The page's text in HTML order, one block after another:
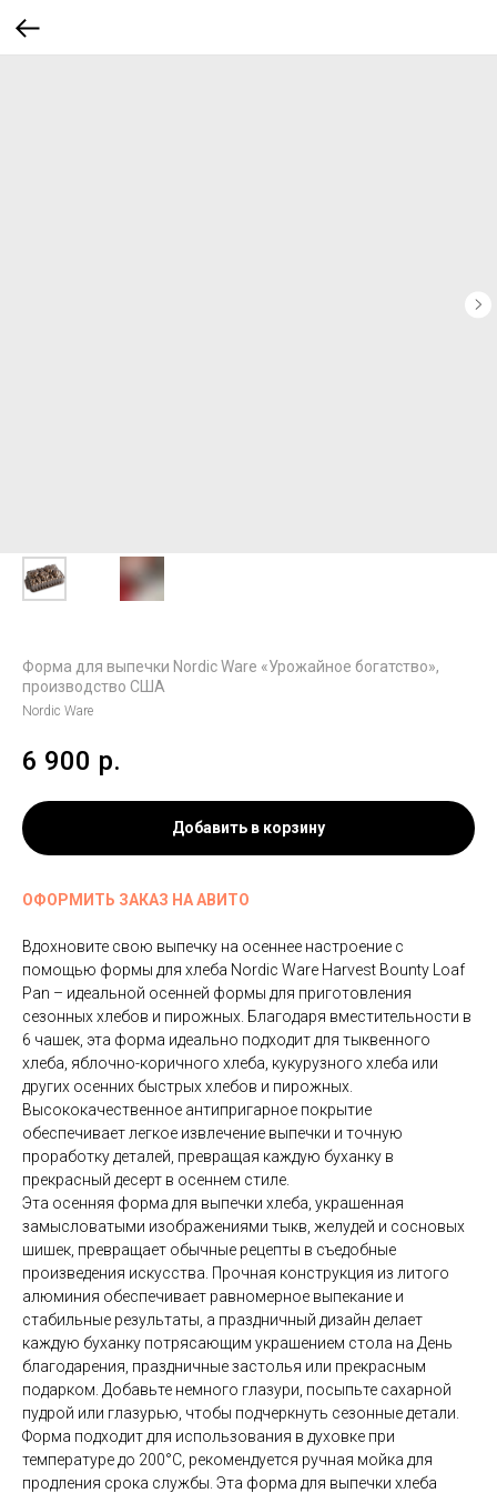
Форма для выпечки Nordic Ware «Урожайное богатство»,
производство США
Nordic Ware
6 900 р.
Добавить в корзину
ОФОРМИТЬ ЗАКАЗ НА АВИТО
Вдохновите свою выпечку на осеннее настроение с
помощью формы для хлеба Nordic Ware Harvest Bounty Loaf
Pan – идеальной осенней формы для приготовления
сезонных хлебов и пирожных. Благодаря вместительности в
6 чашек, эта форма идеально подходит для тыквенного
хлеба, яблочно-коричного хлеба, кукурузного хлеба или
других осенних быстрых хлебов и пирожных.
Высококачественное антипригарное покрытие
обеспечивает легкое извлечение выпечки и точную
проработку деталей, превращая каждую буханку в
прекрасный десерт в осеннем стиле.
Эта осенняя форма для выпечки хлеба, украшенная
замысловатыми изображениями тыкв, желудей и сосновых
шишек, превращает обычные рецепты в съедобные
произведения искусства. Прочная конструкция из литого
алюминия обеспечивает равномерное выпекание и
стабильные результаты, а праздничный дизайн делает
каждую буханку потрясающим украшением стола на День
благодарения, праздничные застолья или прекрасным
подарком. Добавьте немного глазури, посыпьте сахарной
пудрой или глазурью, чтобы подчеркнуть сезонные детали.
Форма подходит для использования в духовке при
температуре до 200°C, рекомендуется ручная мойка для
продления срока службы. Эта форма для выпечки хлеба